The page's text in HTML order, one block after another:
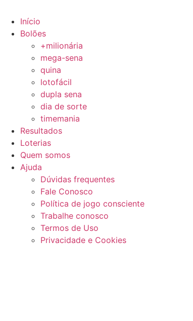
Início
Bolões
+milionária
mega-sena
quina
lotofácil
dupla sena
dia de sorte
timemania
Resultados
Loterias
Quem somos
Ajuda
Dúvidas frequentes
Fale Conosco
Política de jogo consciente
Trabalhe conosco
Termos de Uso
Privacidade e Cookies